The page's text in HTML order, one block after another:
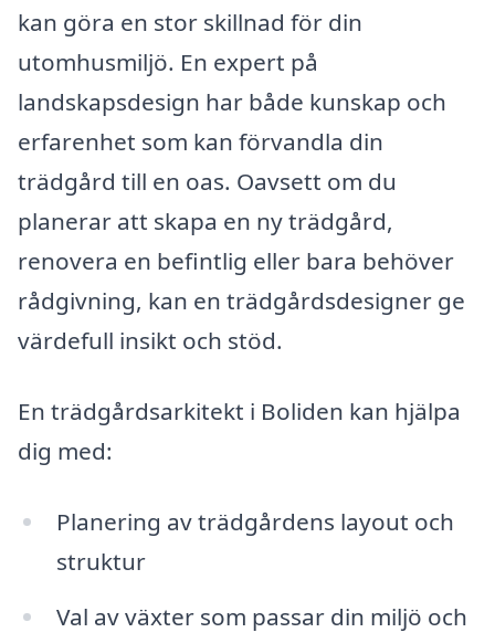
kan göra en stor skillnad för din
utomhusmiljö. En expert på
landskapsdesign har både kunskap och
erfarenhet som kan förvandla din
trädgård till en oas. Oavsett om du
planerar att skapa en ny trädgård,
renovera en befintlig eller bara behöver
rådgivning, kan en trädgårdsdesigner ge
värdefull insikt och stöd.
En trädgårdsarkitekt i Boliden kan hjälpa
dig med:
Planering av trädgårdens layout och
struktur
Val av växter som passar din miljö och